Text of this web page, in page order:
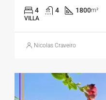
4 4 1800m²
VILLA
Nicolas Craveiro